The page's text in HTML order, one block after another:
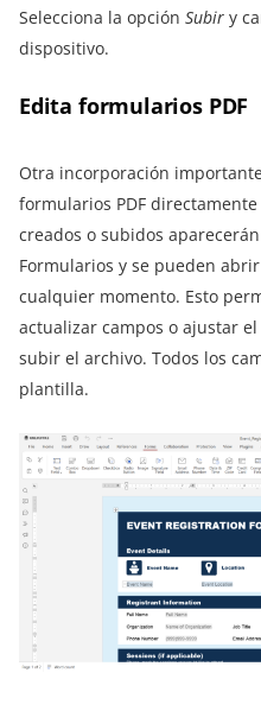
Selecciona la opción Subir y
dispositivo.
Edita formularios PDF
Otra incorporación
formularios PDF
creados o subidos
Formularios y se pueden
cualquier momento. Esto
actualizar campos o ajustar
subir el archivo. Todos los
plantilla.